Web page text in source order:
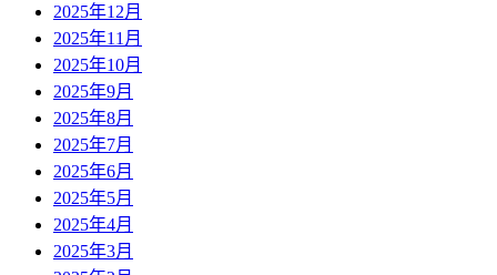
2025年12月
2025年11月
2025年10月
2025年9月
2025年8月
2025年7月
2025年6月
2025年5月
2025年4月
2025年3月